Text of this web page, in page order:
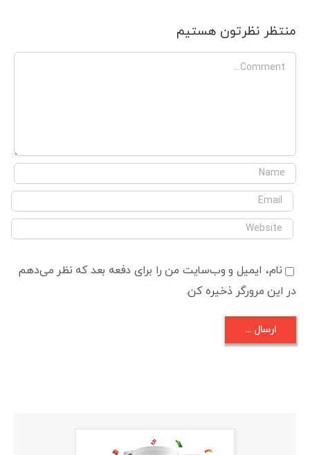
منتظر نظرتون هستیم
Comment
نام، ایمیل و وب‌سایت من را برای دفعه بعد که نظر می‌دهم
در این مرورگر ذخیره کن.